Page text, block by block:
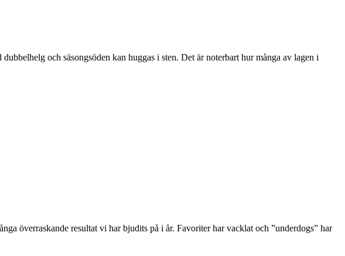
och säsongsöden kan huggas i sten. Det är noterbart hur många av lagen i
överraskande resultat vi har bjudits på i år. Favoriter har vacklat och ”underdogs” har